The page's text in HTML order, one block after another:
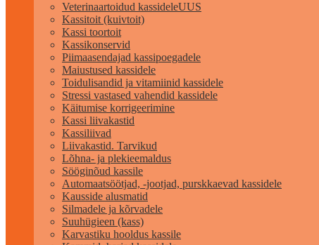
Veterinaartoidud kassideleUUS
Kassitoit (kuivtoit)
Kassi toortoit
Kassikonservid
Piimaasendajad kassipoegadele
Maiustused kassidele
Toidulisandid ja vitamiinid kassidele
Stressi vastased vahendid kassidele
Käitumise korrigeerimine
Kassi liivakastid
Kassiliivad
Liivakastid. Tarvikud
Lõhna- ja plekieemaldus
Sööginõud kassile
Automaatsöötjad, -jootjad, purskkaevad kassidele
Kausside alusmatid
Silmadele ja kõrvadele
Suuhügieen (kass)
Karvastiku hooldus kassile